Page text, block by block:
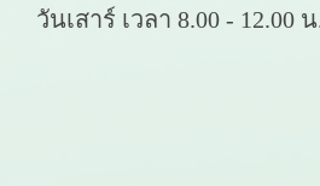
วันเสาร์ เวลา 8.00 - 12.00